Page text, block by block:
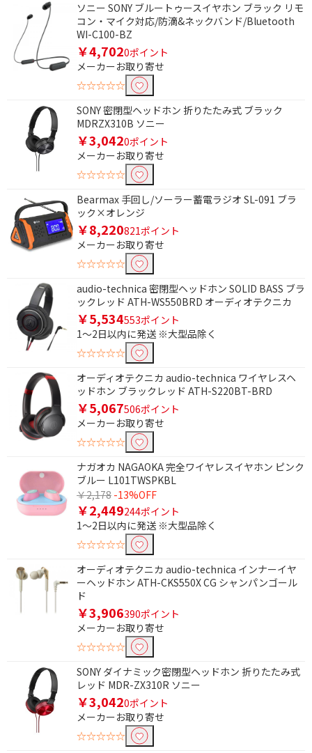
ソニー SONY ブルートゥースイヤホン ブラック リモ
コン・マイク対応/防滴&ネックバンド/Bluetooth
WI-C100-BZ
￥4,7020ポイント
メーカーお取り寄せ
☆☆☆☆☆
SONY 密閉型ヘッドホン 折りたたみ式 ブラック
MDRZX310B ソニー
￥3,0420ポイント
メーカーお取り寄せ
☆☆☆☆☆
Bearmax 手回し/ソーラー蓄電ラジオ SL-091 ブラ
ック×オレンジ
￥8,220821ポイント
メーカーお取り寄せ
☆☆☆☆☆
audio-technica 密閉型ヘッドホン SOLID BASS ブラ
ックレッド ATH-WS550BRD オーディオテクニカ
￥5,534553ポイント
1～2日以内に発送 ※大型品除く
☆☆☆☆☆
オーディオテクニカ audio-technica ワイヤレスヘ
ッドホン ブラックレッド ATH-S220BT-BRD
￥5,067506ポイント
メーカーお取り寄せ
☆☆☆☆☆
ナガオカ NAGAOKA 完全ワイヤレスイヤホン ピンク
ブルー L101TWSPKBL
￥2,178 -13%OFF
￥2,449244ポイント
1～2日以内に発送 ※大型品除く
☆☆☆☆☆
オーディオテクニカ audio-technica インナーイヤ
ーヘッドホン ATH-CKS550X CG シャンパンゴール
ド
￥3,906390ポイント
メーカーお取り寄せ
☆☆☆☆☆
SONY ダイナミック密閉型ヘッドホン 折りたたみ式
レッド MDR-ZX310R ソニー
￥3,0420ポイント
メーカーお取り寄せ
☆☆☆☆☆
条件で絞り込む
フリーワードで絞り込む
除外する
除外する にチェックを入れると、指定したワード
を除外して検索します。
価格で絞り込む
円~
円
ブランド名で絞り込む
Eolia（エオリア） risora（リソラ）
電源で絞り込む
バスパワー